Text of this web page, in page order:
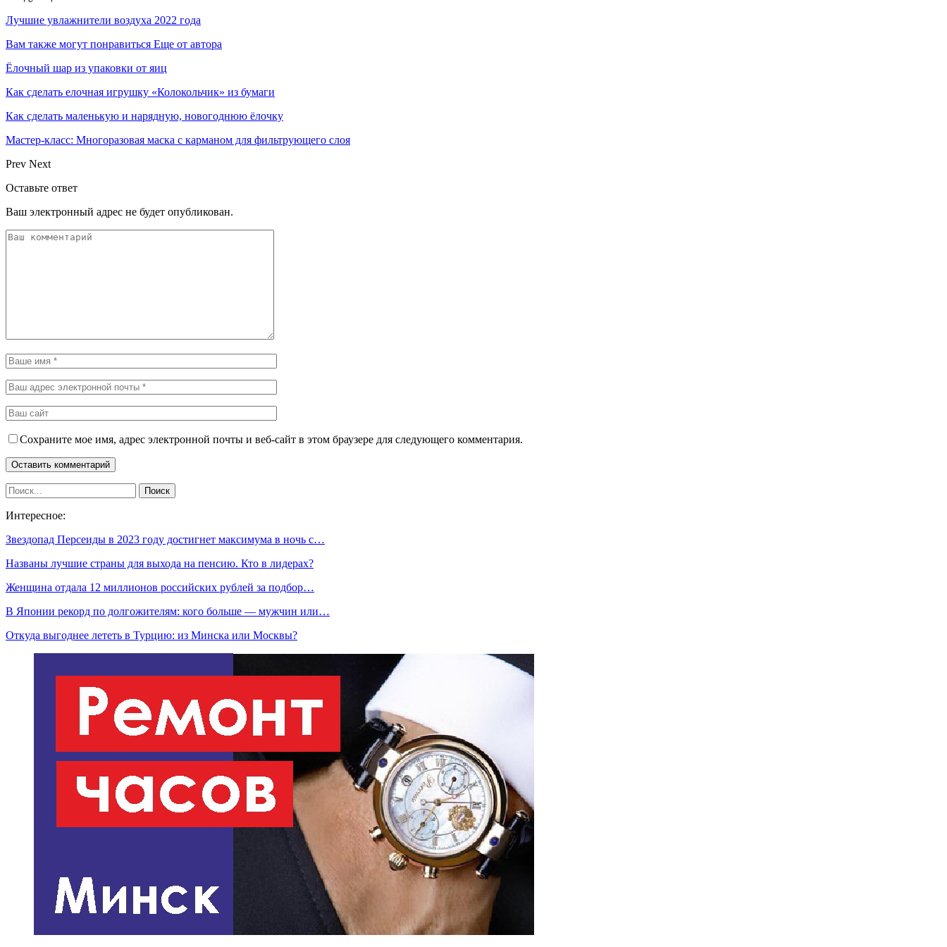
Лучшие увлажнители воздуха 2022 года
Вам также могут понравиться Еще от автора
Ёлочный шар из упаковки от яиц
Как сделать елочная игрушку «Колокольчик» из бумаги
Как сделать маленькую и нарядную, новогоднюю ёлочку
Мастер-класс: Многоразовая маска с карманом для фильтрующего слоя
Prev Next
Оставьте ответ
Ваш электронный адрес не будет опубликован.
Сохраните мое имя, адрес электронной почты и веб-сайт в этом браузере для следующего комментария.
Интересное:
Звездопад Персеиды в 2023 году достигнет максимума в ночь с…
Названы лучшие страны для выхода на пенсию. Кто в лидерах?
Женщина отдала 12 миллионов российских рублей за подбор…
В Японии рекорд по долгожителям: кого больше — мужчин или…
Откуда выгоднее лететь в Турцию: из Минска или Москвы?